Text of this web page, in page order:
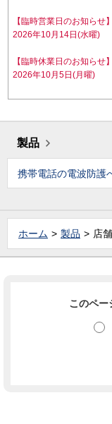
【臨時営業日のお知らせ】
2026年10月14日(水曜)
【臨時休業日のお知らせ】
2026年10月5日(月曜)
製品
携帯電話の電波防護
ホーム 製品 店
このペー